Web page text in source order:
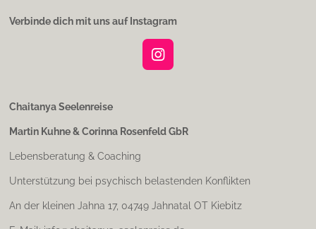
Verbinde dich mit uns auf Instagram
I
g
m
Chaitanya Seelenreise
Martin Kuhne & Corinna Rosenfeld GbR
Lebensberatung & Coaching
Unterstützung bei psychisch belastenden Konflikten
An der kleinen Jahna 17, 04749 Jahnatal OT Kiebitz